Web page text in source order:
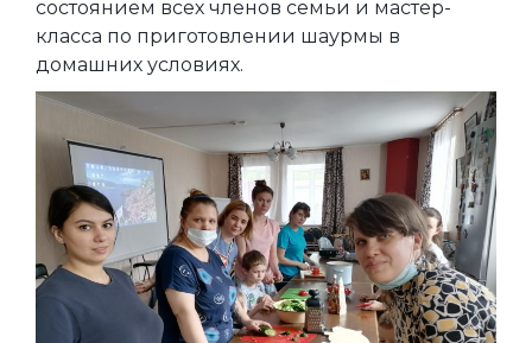
состоянием всех членов семьи и мастер-
класса по приготовлении шаурмы в
домашних условиях.